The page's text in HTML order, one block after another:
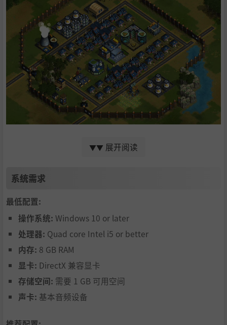
恐龙组合都拥有强大而独特的特殊能力。
▼▼ 展开阅读
系统需求
最低配置:
操作系统: Windows 10 or later
处理器: Quad core Intel i5 or better
内存: 8 GB RAM
显卡: DirectX 兼容显卡
存储空间: 需要 1 GB 可用空间
声卡: 基本音频设备